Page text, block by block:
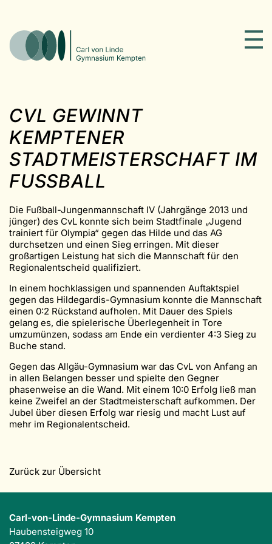
CVL GEWINNT
KEMPTENER
STADTMEISTERSCHAFT IM
FUSSBALL
Die Fußball-Jungenmannschaft IV (Jahrgänge 2013 und
jünger) des CvL konnte sich beim Stadtfinale „Jugend
trainiert für Olympia“ gegen das Hilde und das AG
durchsetzen und einen Sieg erringen. Mit dieser
großartigen Leistung hat sich die Mannschaft für den
Regionalentscheid qualifiziert.
In einem hochklassigen und spannenden Auftaktspiel
gegen das Hildegardis-Gymnasium konnte die Mannschaft
einen 0:2 Rückstand aufholen. Mit Dauer des Spiels
gelang es, die spielerische Überlegenheit in Tore
umzumünzen, sodass am Ende ein verdienter 4:3 Sieg zu
Buche stand.
Gegen das Allgäu-Gymnasium war das CvL von Anfang an
in allen Belangen besser und spielte den Gegner
phasenweise an die Wand. Mit einem 10:0 Erfolg ließ man
keine Zweifel an der Stadtmeisterschaft aufkommen. Der
Jubel über diesen Erfolg war riesig und macht Lust auf
mehr im Regionalentscheid.
Zurück zur Übersicht
Carl-von-Linde-Gymnasium Kempten
Haubensteigweg 10